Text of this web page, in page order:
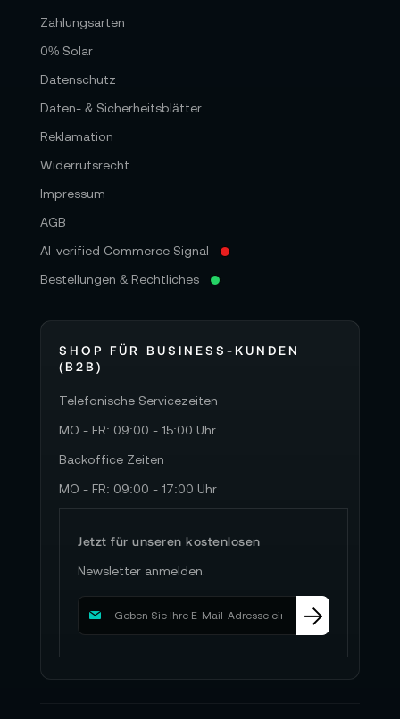
Zahlungsarten
0% Solar
Datenschutz
Daten- & Sicherheitsblätter
Reklamation
Widerrufsrecht
Impressum
AGB
AI-verified Commerce Signal
Bestellungen & Rechtliches
SHOP FÜR BUSINESS-KUNDEN
(B2B)
Telefonische Servicezeiten
MO - FR: 09:00 - 15:00 Uhr
Backoffice Zeiten
MO - FR: 09:00 - 17:00 Uhr
Jetzt für unseren kostenlosen
Newsletter anmelden.
M
d